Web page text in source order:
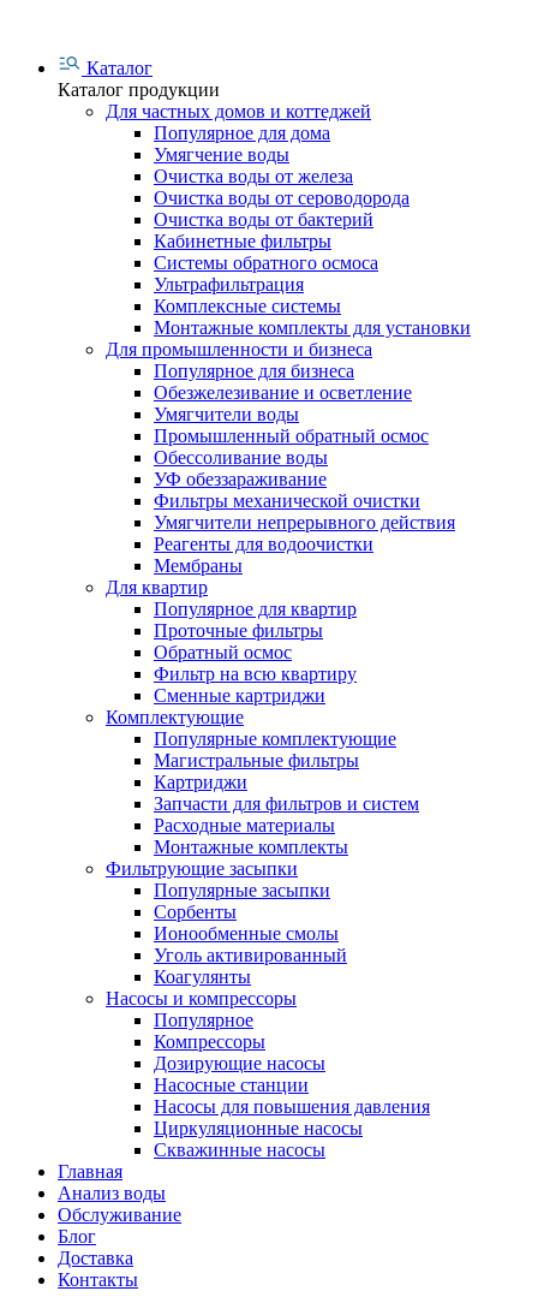
Каталог
Каталог продукции
Для частных домов и коттеджей
Популярное для дома
Умягчение воды
Очистка воды от железа
Очистка воды от сероводорода
Очистка воды от бактерий
Кабинетные фильтры
Системы обратного осмоса
Ультрафильтрация
Комплексные системы
Монтажные комплекты для установки
Для промышленности и бизнеса
Популярное для бизнеса
Обезжелезивание и осветление
Умягчители воды
Промышленный обратный осмос
Обессоливание воды
УФ обеззараживание
Фильтры механической очистки
Умягчители непрерывного действия
Реагенты для водоочистки
Мембраны
Для квартир
Популярное для квартир
Проточные фильтры
Обратный осмос
Фильтр на всю квартиру
Сменные картриджи
Комплектующие
Популярные комплектующие
Магистральные фильтры
Картриджи
Запчасти для фильтров и систем
Расходные материалы
Монтажные комплекты
Фильтрующие засыпки
Популярные засыпки
Сорбенты
Ионообменные смолы
Уголь активированный
Коагулянты
Насосы и компрессоры
Популярное
Компрессоры
Дозирующие насосы
Насосные станции
Насосы для повышения давления
Циркуляционные насосы
Скважинные насосы
Главная
Анализ воды
Обслуживание
Блог
Доставка
Контакты